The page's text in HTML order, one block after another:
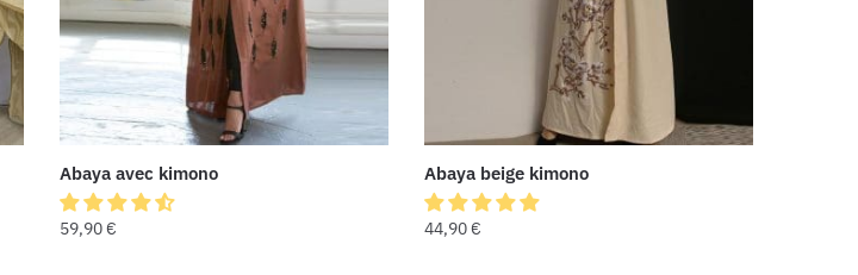
Abaya avec kimono
59,90€
Abaya beige kimono
44,90€